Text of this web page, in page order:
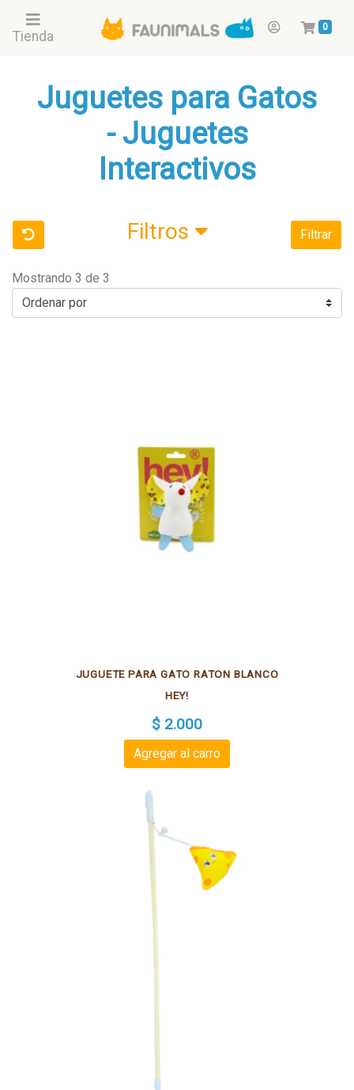
Tienda
0
Juguetes para Gatos
- Juguetes
Interactivos
Filtros Filtrar
Mostrando 3 de 3
JUGUETE PARA GATO RATON BLANCO
HEY!
$ 2.000
Agregar al carro